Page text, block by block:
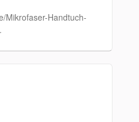
Mikrofaser-Handtuch-